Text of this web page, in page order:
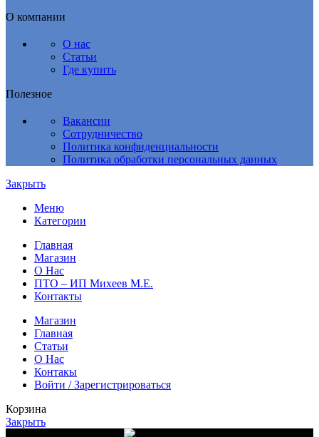
О компании
О нас
Статьи
Где купить
Полезное
Вакансии
Сотрудничество
Политика конфиденциальности
Политика обработки персональных данных
Закрыть
Меню
Категории
Главная
Магазин
О Нас
ПТО – ИП Михеев М.Е.
Контакты
Магазин
Главная
Статьи
О Нас
Контакы
Войти / Зарегистрироваться
Корзина
Закрыть